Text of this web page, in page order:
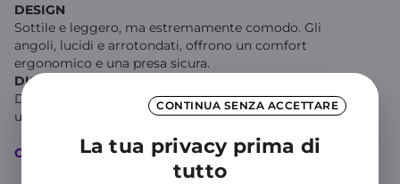
CONTINUA SENZA ACCETTARE
La tua privacy prima di
tutto
DESIGN
Sottile e leggero, ma estremamente comodo. Gli
angoli, lucidi e arrotondati, offrono un comfort
ergonomico e una presa sicura.
DISPLAY
Display con modalità comfort visivo da 120 Hz per
un'esperienza visiva fluida.... Mostra di più
Caratteristiche principali